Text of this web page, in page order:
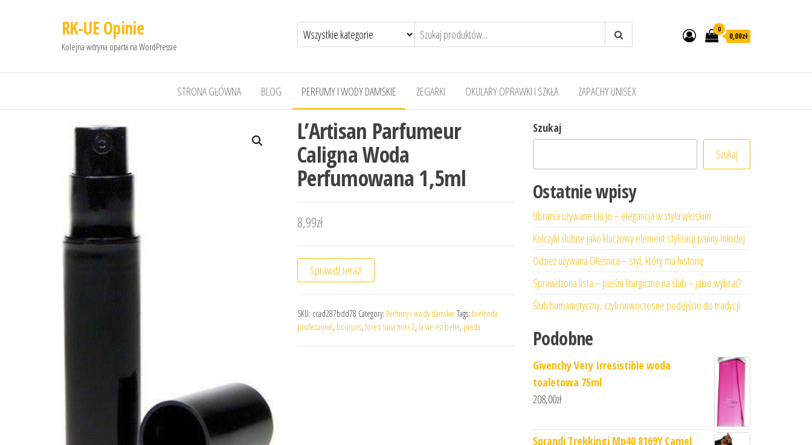
RK-UE Opinie
Kolejna witryna oparta na WordPressie
0
0,00zł
STRONA GŁÓWNA BLOG PERFUMY I WODY DAMSKIE ZEGARKI OKULARY OPRAWKI I SZKŁA ZAPACHY UNISEX
L’Artisan Parfumeur
Caligna Woda
Perfumowana 1,5ml
8,99zł
Sprawdź teraz!
SKU: ccad287bdd78 Category: Perfumy i wody damskie Tags: bielenda
professional, bourjois, foreo luna mini 2, la vie est belle, prada
Szukaj
Szukaj
Ostatnie wpisy
Ubrania używane Liu Jo – elegancja w stylu włoskim
Kolczyki ślubne jako kluczowy element stylizacji panny młodej
Odzież używana Oleśnica – styl, który ma historię
Sprawdzona lista – pieśni liturgiczne na ślub – jakie wybrać?
Ślub humanistyczny, czyli nowoczesne podejście do tradycji
Podobne
Givenchy Very Irresistible woda
toaletowa 75ml
208,00zł
Sprandi Trekkingi Mp40 8169Y Camel